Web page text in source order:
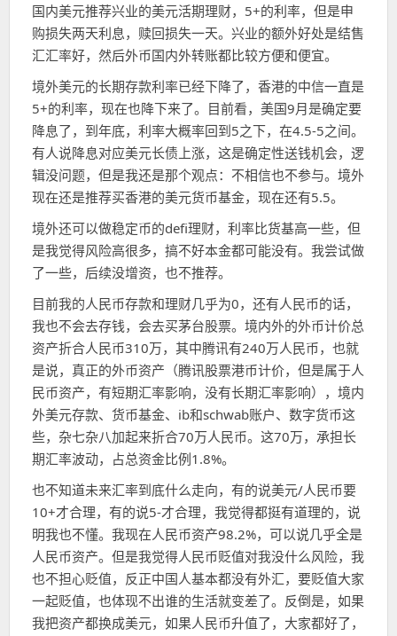
国内美元推荐兴业的美元活期理财，5+的利率，但是申
购损失两天利息，赎回损失一天。兴业的额外好处是结售
汇汇率好，然后外币国内外转账都比较方便和便宜。
境外美元的长期存款利率已经下降了，香港的中信一直是
5+的利率，现在也降下来了。目前看，美国9月是确定要
降息了，到年底，利率大概率回到5之下，在4.5-5之间。
有人说降息对应美元长债上涨，这是确定性送钱机会，逻
辑没问题，但是我还是那个观点：不相信也不参与。境外
现在还是推荐买香港的美元货币基金，现在还有5.5。
境外还可以做稳定币的defi理财，利率比货基高一些，但
是我觉得风险高很多，搞不好本金都可能没有。我尝试做
了一些，后续没增资，也不推荐。
目前我的人民币存款和理财几乎为0，还有人民币的话，
我也不会去存钱，会去买茅台股票。境内外的外币计价总
资产折合人民币310万，其中腾讯有240万人民币，也就
是说，真正的外币资产（腾讯股票港币计价，但是属于人
民币资产，有短期汇率影响，没有长期汇率影响），境内
外美元存款、货币基金、ib和schwab账户、数字货币这
些，杂七杂八加起来折合70万人民币。这70万，承担长
期汇率波动，占总资金比例1.8%。
也不知道未来汇率到底什么走向，有的说美元/人民币要
10+才合理，有的说5-才合理，我觉得都挺有道理的，说
明我也不懂。我现在人民币资产98.2%，可以说几乎全是
人民币资产。但是我觉得人民币贬值对我没什么风险，我
也不担心贬值，反正中国人基本都没有外汇，要贬值大家
一起贬值，也体现不出谁的生活就变差了。反倒是，如果
我把资产都换成美元，如果人民币升值了，大家都好了，